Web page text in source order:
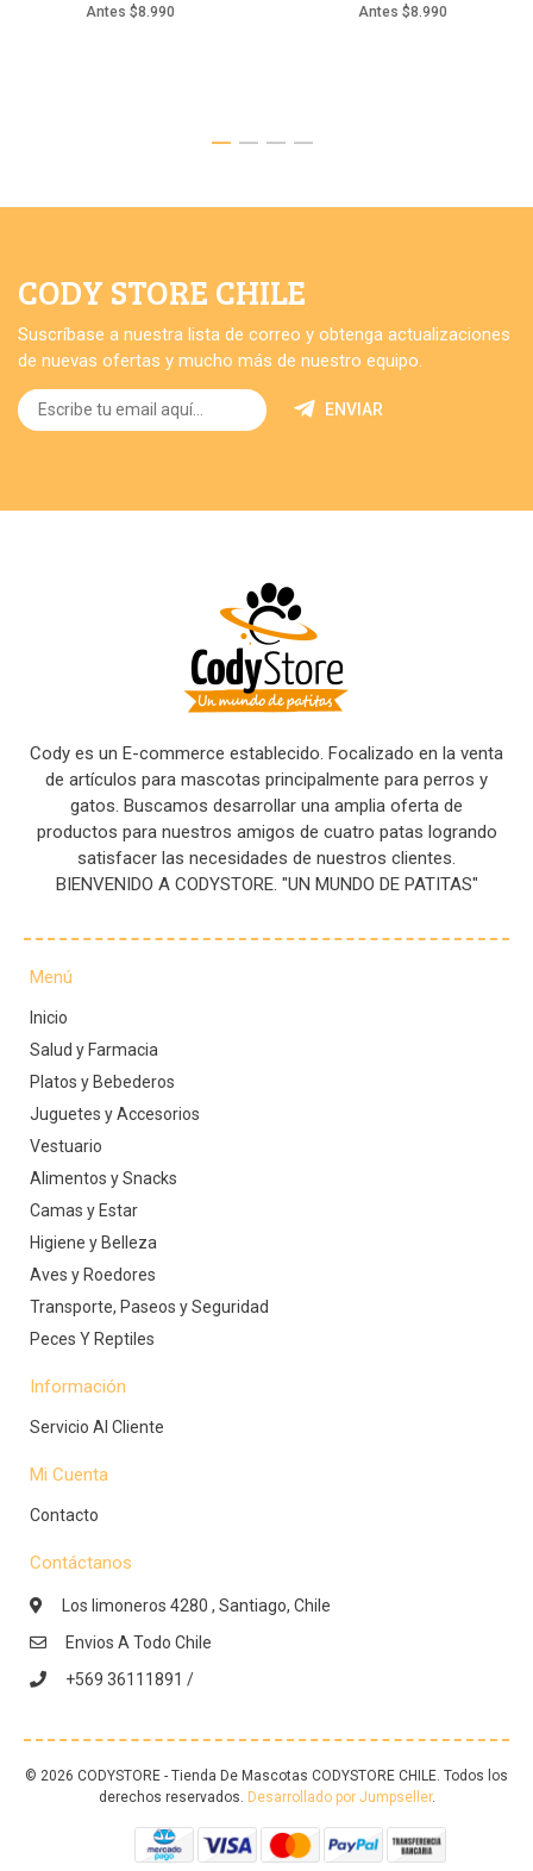
Antes $8.990 Antes $8.990
CODY STORE CHILE
Suscríbase a nuestra lista de correo y obtenga actualizaciones
de nuevas ofertas y mucho más de nuestro equipo.
ENVIAR
Cody es un E-commerce establecido. Focalizado en la venta
de artículos para mascotas principalmente para perros y
gatos. Buscamos desarrollar una amplia oferta de
productos para nuestros amigos de cuatro patas logrando
satisfacer las necesidades de nuestros clientes.
BIENVENIDO A CODYSTORE. "UN MUNDO DE PATITAS"
Menú
Inicio
Salud y Farmacia
Platos y Bebederos
Juguetes y Accesorios
Vestuario
Alimentos y Snacks
Camas y Estar
Higiene y Belleza
Aves y Roedores
Transporte, Paseos y Seguridad
Peces Y Reptiles
Información
Servicio Al Cliente
Mi Cuenta
Contacto
Contáctanos
Los limoneros 4280 , Santiago, Chile
Envios A Todo Chile
+569 36111891 /
© 2026 CODYSTORE - Tienda De Mascotas CODYSTORE CHILE. Todos los
derechos reservados. Desarrollado por Jumpseller.